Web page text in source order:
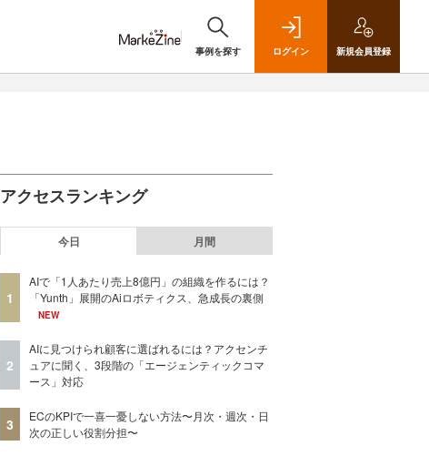
事例を探す ログイン 新規会員登録
アクセスランキング
今日 月間
1
AIで「1人あたり売上8億円」の組織を作るには？
「Yunth」展開のAiロボティクス、急成長の裏側
NEW
2
AIに見つけられ顧客に選ばれるには？アクセンチ
ュアに聞く、3段階の「エージェンティックコマ
ース」対応
3
ECのKPIで一喜一憂しない方法〜月次・週次・日
次の正しい役割分担〜